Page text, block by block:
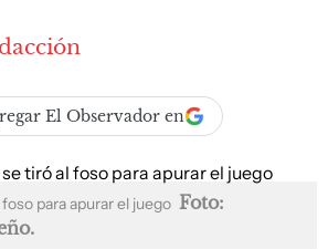
El Observador en
para apurar el juego Foto: